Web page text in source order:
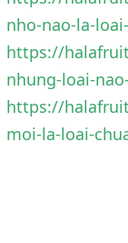
nho-nao-la-
https://
nhung-loai-
https://
moi-la-loai-